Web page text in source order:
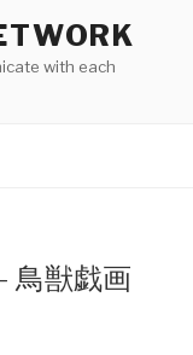
with each
鳥獣戯画